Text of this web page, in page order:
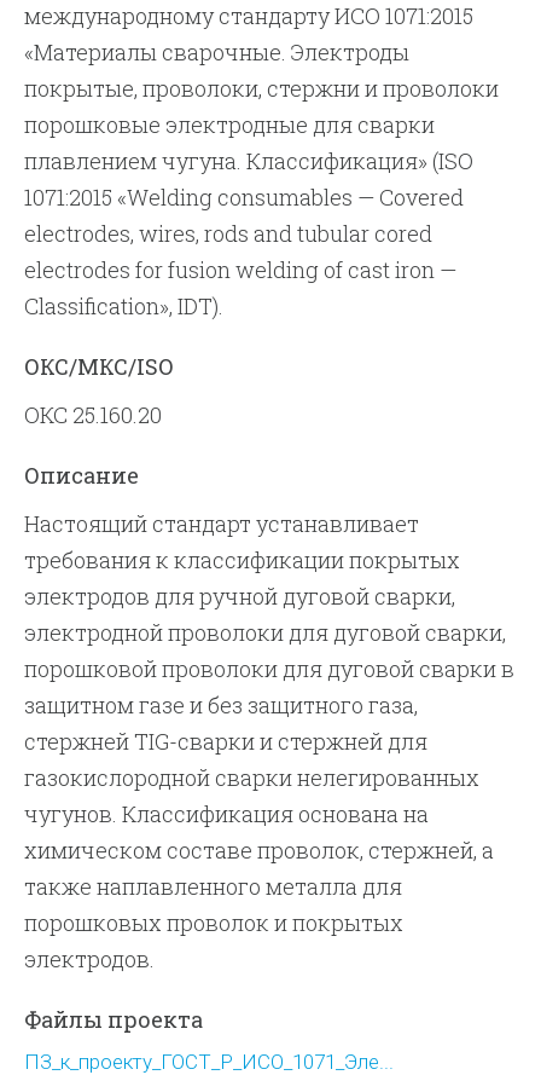
международному стандарту ИСО 1071:2015
«Материалы сварочные. Электроды
покрытые, проволоки, стержни и проволоки
порошковые электродные для сварки
плавлением чугуна. Классификация» (ISO
1071:2015 «Welding consumables — Covered
electrodes, wires, rods and tubular cored
electrodes for fusion welding of cast iron —
Classification», IDT).
ОКС/МКС/ISO
ОКС 25.160.20
Описание
Настоящий стандарт устанавливает
требования к классификации покрытых
электродов для ручной дуговой сварки,
электродной проволоки для дуговой сварки,
порошковой проволоки для дуговой сварки в
защитном газе и без защитного газа,
стержней TIG-сварки и стержней для
газокислородной сварки нелегированных
чугунов. Классификация основана на
химическом составе проволок, стержней, а
также наплавленного металла для
порошковых проволок и покрытых
электродов.
Файлы проекта
ПЗ_к_проекту_ГОСТ_Р_ИСО_1071_Эле...